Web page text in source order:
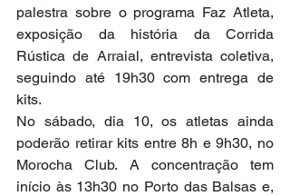
palestra sobre o programa Faz Atleta,
exposição da história da Corrida
Rústica de Arraial, entrevista coletiva,
seguindo até 19h30 com entrega de
kits.
No sábado, dia 10, os atletas ainda
poderão retirar kits entre 8h e 9h30, no
Morocha Club. A concentração tem
início às 13h30 no Porto das Balsas e,